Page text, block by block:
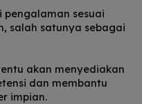
pengalaman sesuai
salah satunya sebagai
akan menyediakan
dan membantu
impian.